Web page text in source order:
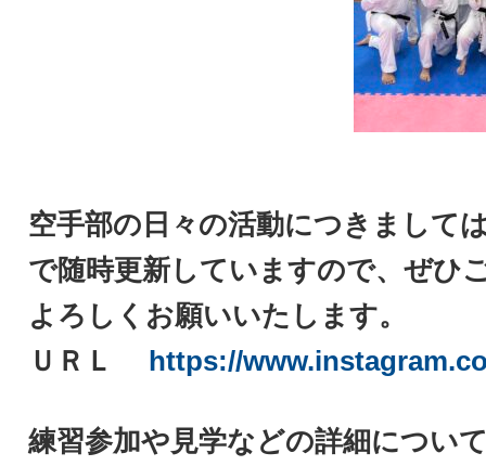
空手部の日々の活動につきまして
で随時更新していますので、ぜひ
よろしくお願いいたします。
ＵＲＬ
https://
練習参加や見学などの詳細につい